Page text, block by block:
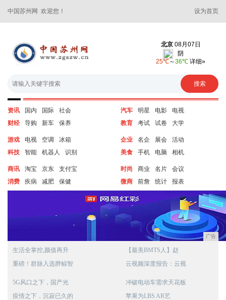
中国苏州网 欢迎您！ 设为首页
资讯 国内 国际
社会
财经
导购 新车 保养
汽车 明星 电影
电视
教育
考试 试卷 大学
游戏 电视 空调
冰箱
科技
智能 机器人 识别
企业 名企 展会
活动
美食
手机 电脑 相机
商讯 淘宝 京东
支付宝
消费
疾病 减肥 保健
时尚 商业 名片
会议
微商
前詹 统计 报表
广告
生活全掌控,颜值再升
重磅！群脉入选胖鲸智
【最美BMTS人】赵
云视频深度报告：云视
5G风口之下，国产光
疫情之下，沉寂已久的
冲破电动车需求天花板
苹果为LBS AR艺